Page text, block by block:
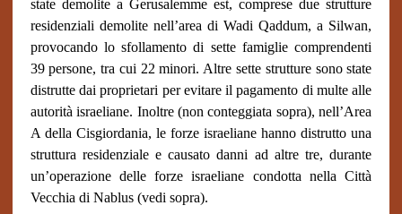
state demolite a Gerusalemme est, comprese due strutture
residenziali demolite nell’area di Wadi Qaddum, a Silwan,
provocando lo sfollamento di sette famiglie comprendenti
39 persone, tra cui 22 minori. Altre sette strutture sono state
distrutte dai proprietari per evitare il pagamento di multe alle
autorità israeliane. Inoltre (non conteggiata sopra), nell’Area
A della Cisgiordania, le forze israeliane hanno distrutto una
struttura residenziale e causato danni ad altre tre, durante
un’operazione delle forze israeliane condotta nella Città
Vecchia di Nablus (vedi sopra).